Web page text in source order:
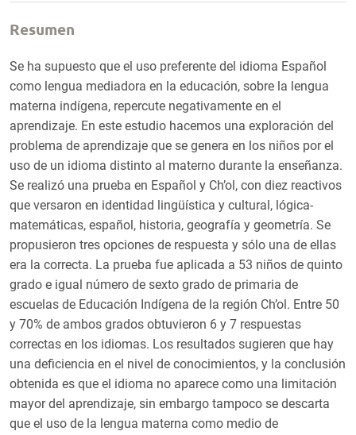
Resumen
Se ha supuesto que el uso preferente del idioma Español
como lengua mediadora en la educación, sobre la lengua
materna indígena, repercute negativamente en el
aprendizaje. En este estudio hacemos una exploración del
problema de aprendizaje que se genera en los niños por el
uso de un idioma distinto al materno durante la enseñanza.
Se realizó una prueba en Español y Ch’ol, con diez reactivos
que versaron en identidad lingüística y cultural, lógica-
matemáticas, español, historia, geografía y geometría. Se
propusieron tres opciones de respuesta y sólo una de ellas
era la correcta. La prueba fue aplicada a 53 niños de quinto
grado e igual número de sexto grado de primaria de
escuelas de Educación Indígena de la región Ch’ol. Entre 50
y 70% de ambos grados obtuvieron 6 y 7 respuestas
correctas en los idiomas. Los resultados sugieren que hay
una deficiencia en el nivel de conocimientos, y la conclusión
obtenida es que el idioma no aparece como una limitación
mayor del aprendizaje, sin embargo tampoco se descarta
que el uso de la lengua materna como medio de